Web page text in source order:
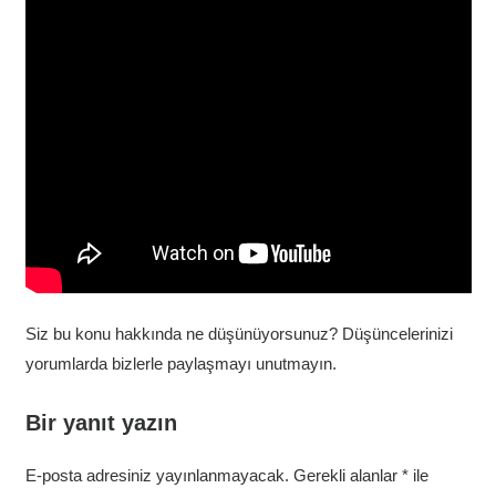
Siz bu konu hakkında ne düşünüyorsunuz? Düşüncelerinizi
yorumlarda bizlerle paylaşmayı unutmayın.
Bir yanıt yazın
E-posta adresiniz yayınlanmayacak. Gerekli alanlar *ile